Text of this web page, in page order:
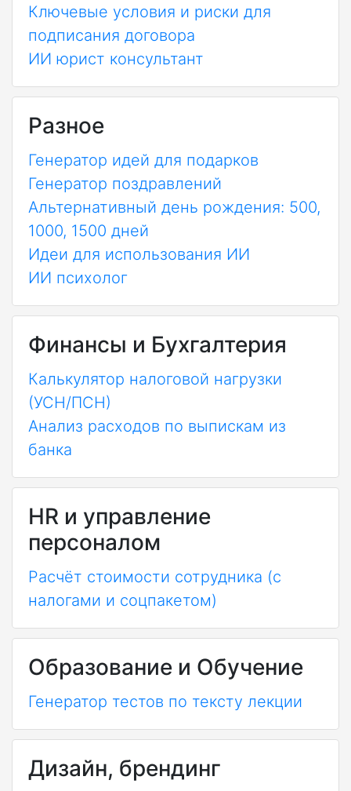
Ключевые условия и риски для
подписания договора
ИИ юрист консультант
Разное
Генератор идей для подарков
Генератор поздравлений
Альтернативный день рождения: 500,
1000, 1500 дней
Идеи для использования ИИ
ИИ психолог
Финансы и Бухгалтерия
Калькулятор налоговой нагрузки
(УСН/ПСН)
Анализ расходов по выпискам из
банка
HR и управление
персоналом
Расчёт стоимости сотрудника (с
налогами и соцпакетом)
Образование и Обучение
Генератор тестов по тексту лекции
Дизайн, брендинг